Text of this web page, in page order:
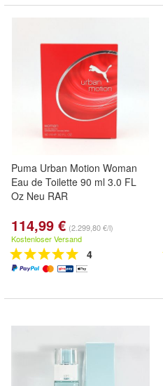
Puma Urban Motion Woman
Eau de Toilette 90 ml 3.0 FL
Oz Neu RAR
114,99 € (2.299,80 €/l)
Kostenloser Versand
4